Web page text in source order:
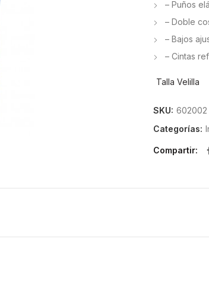
– Puños
– Doble
– Bajos
– Cintas
Talla Velilla
SKU: 602002
Categorías:
Compartir